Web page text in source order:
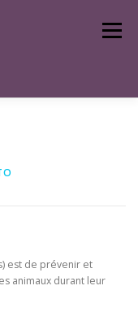
Menu
est de prévenir et
animaux durant leur